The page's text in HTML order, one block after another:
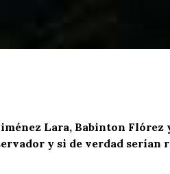
Lara, Babinton Flórez
y si de verdad serían